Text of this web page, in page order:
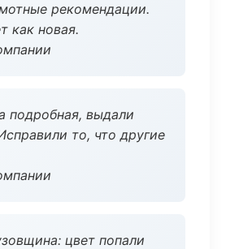
рекомендации.
как новая.
подробная, выдали
то, что другие
цвет попали